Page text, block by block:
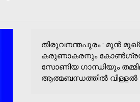
തിരുവനന്തപുരം : മുൻ
കരുണാകരനും
സോണിയ ഗാന്ധിയും
ആത്മബന്ധത്തില്‍ വിള്ളല്‍